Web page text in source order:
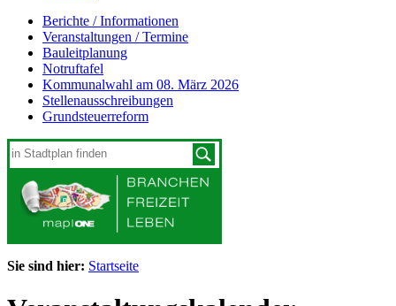
Berichte / Informationen
Veranstaltungen / Termine
Bauleitplanung
Notruftafel
Kommunalwahl am 08. März 2026
Stellenausschreibungen
Grundsteuerreform
Sie sind hier: Startseite